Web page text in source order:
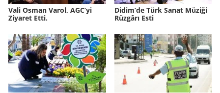
Vali Osman Varol, AGC’yi
Ziyaret Etti.
Didim’de Türk Sanat Mü­zi­ği
Rüz­gâ­rı Esti